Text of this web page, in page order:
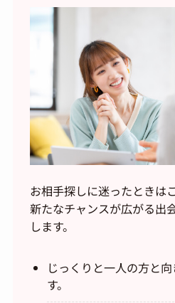
お相手探しに迷ったときは
新たなチャンスが広がる出
します。
じっくりと一人の方と
す。